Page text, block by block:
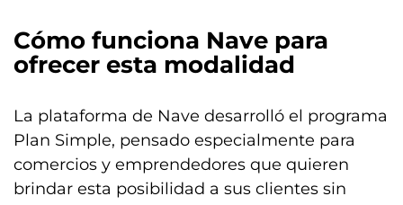
Cómo funciona Nave para
ofrecer esta modalidad
La plataforma de Nave desarrolló el programa
Plan Simple, pensado especialmente para
comercios y emprendedores que quieren
brindar esta posibilidad a sus clientes sin